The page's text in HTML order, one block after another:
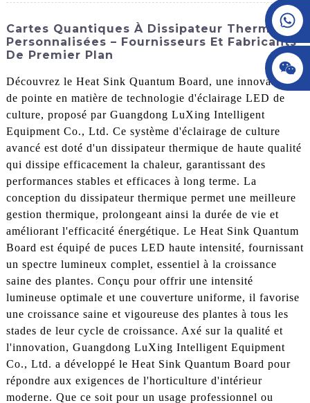
Cartes Quantiques À Dissipateur Thermique
Personnalisées – Fournisseurs Et Fabricants
De Premier Plan
Découvrez le Heat Sink Quantum Board, une innovation
de pointe en matière de technologie d'éclairage LED de
culture, proposé par Guangdong LuXing Intelligent
Equipment Co., Ltd. Ce système d'éclairage de culture
avancé est doté d'un dissipateur thermique de haute qualité
qui dissipe efficacement la chaleur, garantissant des
performances stables et efficaces à long terme. La
conception du dissipateur thermique permet une meilleure
gestion thermique, prolongeant ainsi la durée de vie et
améliorant l'efficacité énergétique. Le Heat Sink Quantum
Board est équipé de puces LED haute intensité, fournissant
un spectre lumineux complet, essentiel à la croissance
saine des plantes. Conçu pour offrir une intensité
lumineuse optimale et une couverture uniforme, il favorise
une croissance saine et vigoureuse des plantes à tous les
stades de leur cycle de croissance. Axé sur la qualité et
l'innovation, Guangdong LuXing Intelligent Equipment
Co., Ltd. a développé le Heat Sink Quantum Board pour
répondre aux exigences de l'horticulture d'intérieur
moderne. Que ce soit pour un usage professionnel ou